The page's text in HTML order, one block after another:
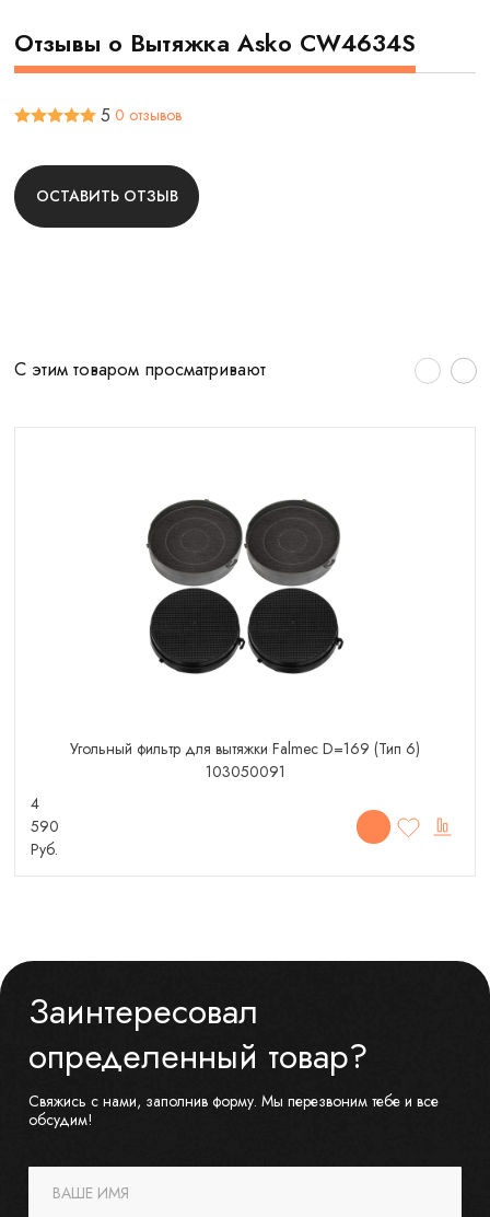
Отзывы о Вытяжка Asko CW4634S
5 0 отзывов
ОСТАВИТЬ ОТЗЫВ
С этим товаром просматривают
Угольный фильтр для вытяжки Falmec D=169 (Тип 6)
103050091
4
590
Руб.
Заинтересовал
определенный товар?
Свяжись с нами, заполнив форму. Мы перезвоним тебе и все
обсудим!
ВАШЕ ИМЯ